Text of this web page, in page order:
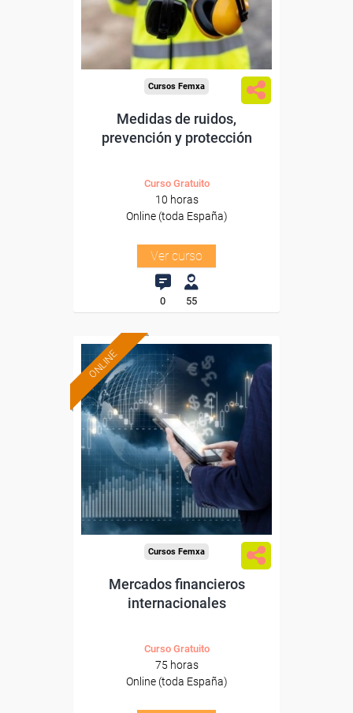
Sector
-Construcción e industrias
Extractivas.
Cursos Femxa
Medidas de ruidos,
prevención y protección
Curso Gratuito
10 horas
Online (toda España)
Ver curso
0 55
ONLINE
Formación 100%
subvencionada.
Para desempleados,
trabajadores y autónomos.
Sector
-Finanzas y Seguros.
Cursos Femxa
Mercados financieros
internacionales
Curso Gratuito
75 horas
Online (toda España)